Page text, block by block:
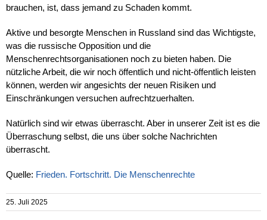
brauchen, ist, dass jemand zu Schaden kommt.
Aktive und besorgte Menschen in Russland sind das Wichtigste,
was die russische Opposition und die
Menschenrechtsorganisationen noch zu bieten haben. Die
nützliche Arbeit, die wir noch öffentlich und nicht-öffentlich leisten
können, werden wir angesichts der neuen Risiken und
Einschränkungen versuchen aufrechtzuerhalten.
Natürlich sind wir etwas überrascht. Aber in unserer Zeit ist es die
Überraschung selbst, die uns über solche Nachrichten
überrascht.
Quelle: Frieden. Fortschritt. Die Menschenrechte
25. Juli 2025